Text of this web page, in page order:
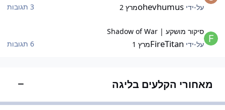
על-ידי ohevhumusמרץ 2
3 תגובות
סיקור מושקע | Shadow of War
על-ידי FireTitanמרץ 1 6 תגובות
מאחורי הקלעים בליגה